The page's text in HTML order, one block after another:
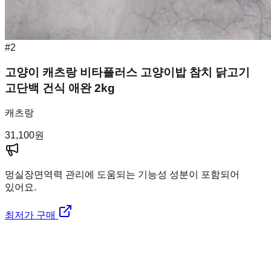
#2
고양이 캐츠랑 비타플러스 고양이밥 참치 닭고기
고단백 건식 애완 2kg
캐츠랑
31,100원
멍실장면역력 관리에 도움되는 기능성 성분이 포함되어
있어요.
최저가 구매